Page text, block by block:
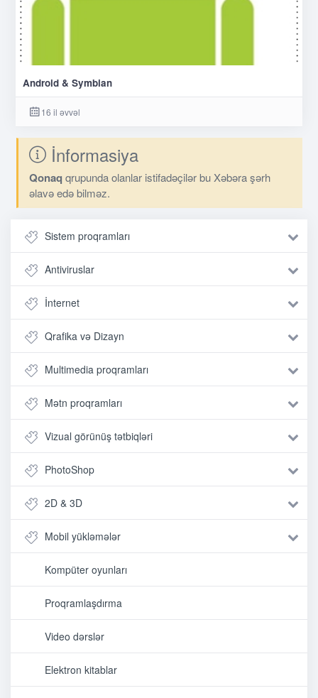
Android & Symbian
16 il əvvəl
İnformasiya
Qonaq qrupunda olanlar istifadəçilər bu Xəbəra şərh
əlavə edə bilməz.
Sistem proqramları
Antiviruslar
İnternet
Qrafika və Dizayn
Multimedia proqramları
Mətn proqramları
Vizual görünüş tətbiqləri
PhotoShop
2D & 3D
Mobil yükləmələr
Kompüter oyunları
Proqramlaşdırma
Video dərslər
Elektron kitablar